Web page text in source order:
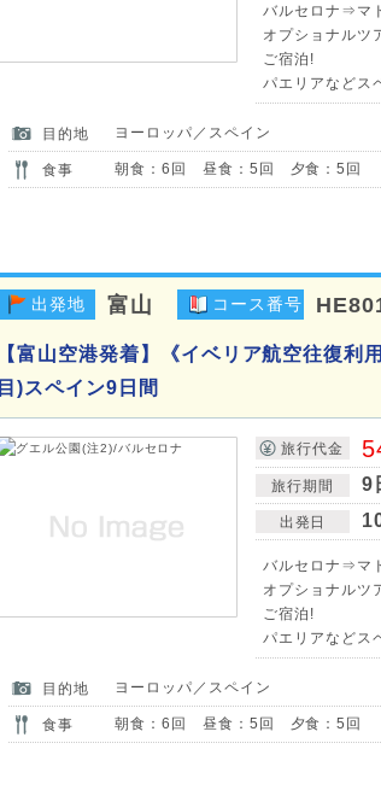
バルセロナ⇒マ
オプショナルツ
ご宿泊!
パエリアなどス
目的地 ヨーロッパ／スペイン
食事 朝食：6回 昼食：5回 夕食：5回
出発地 富山 コース番号
【富山空港発着】《イベリア航空往復
目)スペイン9日間
旅行代金
旅行期間 9
出発日
バルセロナ⇒マ
オプショナルツ
ご宿泊!
パエリアなどス
目的地 ヨーロッパ／スペイン
食事 朝食：6回 昼食：5回 夕食：5回